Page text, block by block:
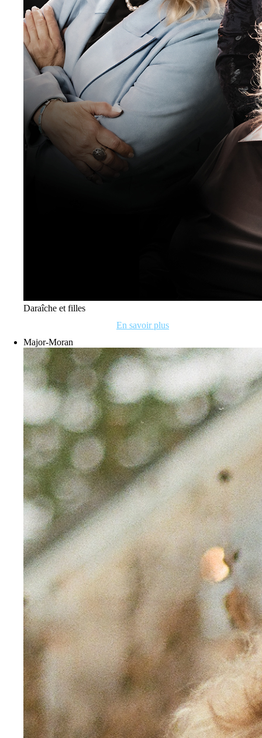
Daraîche et filles
En savoir plus
Major-Moran